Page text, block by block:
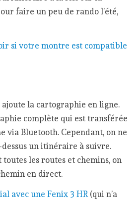
faire un peu de rando l’été,
si votre montre est compatible
la cartographie en ligne.
complète qui est transférée
via Bluetooth. Cependant, on ne
un itinéraire à suivre.
les routes et chemins, on
en direct.
avec une Fenix 3 HR (qui n’a